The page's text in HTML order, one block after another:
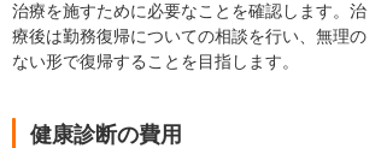
治療を施すために必要なことを確認します。治
療後は勤務復帰についての相談を行い、無理の
ない形で復帰することを目指します。
健康診断の費用